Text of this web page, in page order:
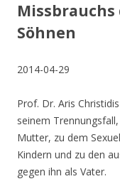
Söhnen
2014-04-29
Prof. Dr. Aris
seinem
Mutter, zu dem
Kindern und zu den
gegen ihn als Vater.